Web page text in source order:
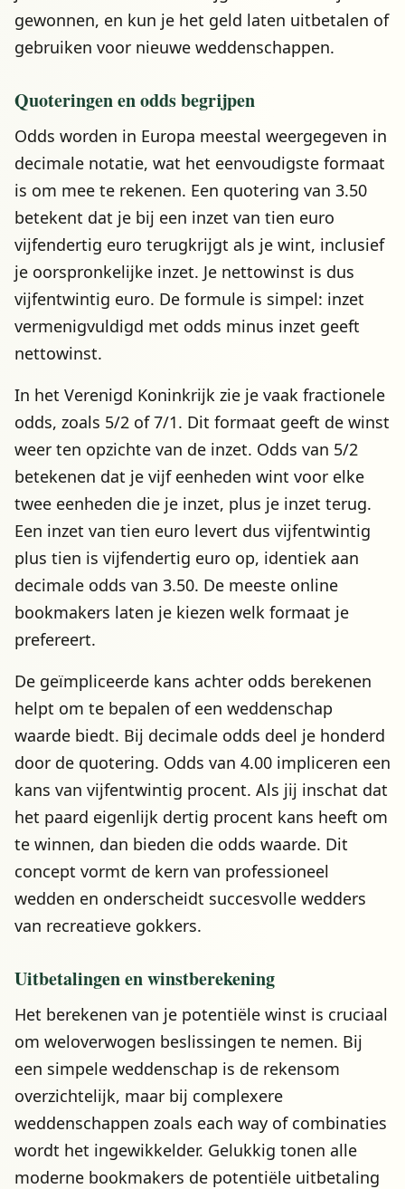
gewonnen, en kun je het geld laten uitbetalen of
gebruiken voor nieuwe weddenschappen.
Quoteringen en odds begrijpen
Odds worden in Europa meestal weergegeven in
decimale notatie, wat het eenvoudigste formaat
is om mee te rekenen. Een quotering van 3.50
betekent dat je bij een inzet van tien euro
vijfendertig euro terugkrijgt als je wint, inclusief
je oorspronkelijke inzet. Je nettowinst is dus
vijfentwintig euro. De formule is simpel: inzet
vermenigvuldigd met odds minus inzet geeft
nettowinst.
In het Verenigd Koninkrijk zie je vaak fractionele
odds, zoals 5/2 of 7/1. Dit formaat geeft de winst
weer ten opzichte van de inzet. Odds van 5/2
betekenen dat je vijf eenheden wint voor elke
twee eenheden die je inzet, plus je inzet terug.
Een inzet van tien euro levert dus vijfentwintig
plus tien is vijfendertig euro op, identiek aan
decimale odds van 3.50. De meeste online
bookmakers laten je kiezen welk formaat je
prefereert.
De geïmpliceerde kans achter odds berekenen
helpt om te bepalen of een weddenschap
waarde biedt. Bij decimale odds deel je honderd
door de quotering. Odds van 4.00 impliceren een
kans van vijfentwintig procent. Als jij inschat dat
het paard eigenlijk dertig procent kans heeft om
te winnen, dan bieden die odds waarde. Dit
concept vormt de kern van professioneel
wedden en onderscheidt succesvolle wedders
van recreatieve gokkers.
Uitbetalingen en winstberekening
Het berekenen van je potentiële winst is cruciaal
om weloverwogen beslissingen te nemen. Bij
een simpele weddenschap is de rekensom
overzichtelijk, maar bij complexere
weddenschappen zoals each way of combinaties
wordt het ingewikkelder. Gelukkig tonen alle
moderne bookmakers de potentiële uitbetaling